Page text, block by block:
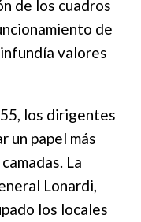
de los cuadros
de
valores
los dirigentes
un papel más
La
Lonardi,
los locales